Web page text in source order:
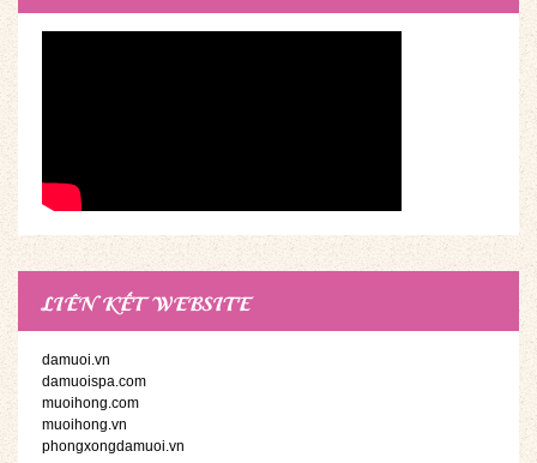
LIÊN KẾT WEBSITE
damuoi.vn
damuoispa.com
muoihong.com
muoihong.vn
phongxongdamuoi.vn